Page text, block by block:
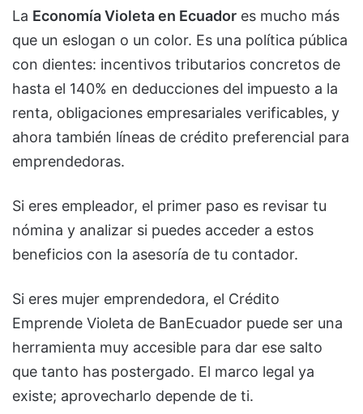
La Economía Violeta en Ecuador es mucho más
que un eslogan o un color. Es una política pública
con dientes: incentivos tributarios concretos de
hasta el 140% en deducciones del impuesto a la
renta, obligaciones empresariales verificables, y
ahora también líneas de crédito preferencial para
emprendedoras.
Si eres empleador, el primer paso es revisar tu
nómina y analizar si puedes acceder a estos
beneficios con la asesoría de tu contador.
Si eres mujer emprendedora, el Crédito
Emprende Violeta de BanEcuador puede ser una
herramienta muy accesible para dar ese salto
que tanto has postergado. El marco legal ya
existe; aprovecharlo depende de ti.